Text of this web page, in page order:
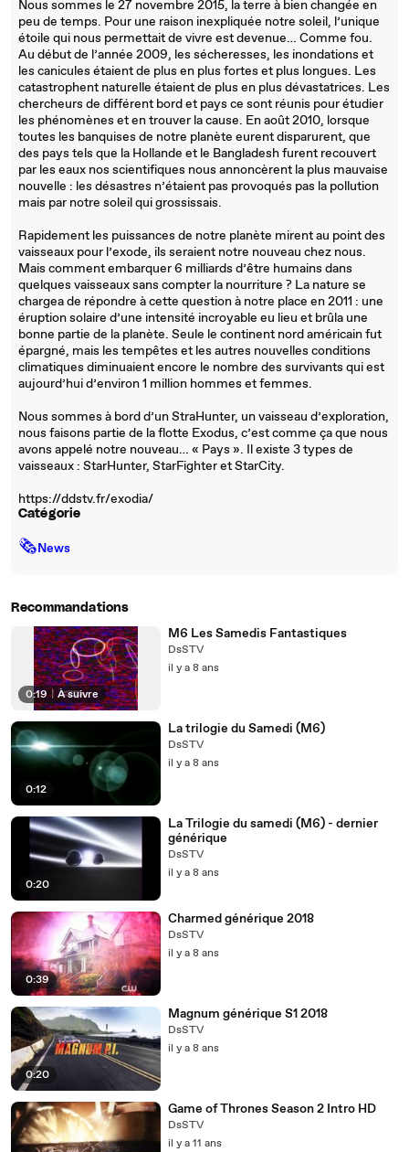
Nous sommes le 27 novembre 2015, la terre à bien changée en
peu de temps. Pour une raison inexpliquée notre soleil, l’unique
étoile qui nous permettait de vivre est devenue… Comme fou.
Au début de l’année 2009, les sécheresses, les inondations et
les canicules étaient de plus en plus fortes et plus longues. Les
catastrophent naturelle étaient de plus en plus dévastatrices. Les
chercheurs de différent bord et pays ce sont réunis pour étudier
les phénomènes et en trouver la cause. En août 2010, lorsque
toutes les banquises de notre planète eurent disparurent, que
des pays tels que la Hollande et le Bangladesh furent recouvert
par les eaux nos scientifiques nous annoncèrent la plus mauvaise
nouvelle : les désastres n’étaient pas provoqués pas la pollution
mais par notre soleil qui grossissais.
Rapidement les puissances de notre planète mirent au point des
vaisseaux pour l’exode, ils seraient notre nouveau chez nous.
Mais comment embarquer 6 milliards d’être humains dans
quelques vaisseaux sans compter la nourriture ? La nature se
chargea de répondre à cette question à notre place en 2011 : une
éruption solaire d’une intensité incroyable eu lieu et brûla une
bonne partie de la planète. Seule le continent nord américain fut
épargné, mais les tempêtes et les autres nouvelles conditions
climatiques diminuaient encore le nombre des survivants qui est
aujourd’hui d’environ 1 million hommes et femmes.
Nous sommes à bord d’un StraHunter, un vaisseau d’exploration,
nous faisons partie de la flotte Exodus, c’est comme ça que nous
avons appelé notre nouveau… « Pays ». Il existe 3 types de
vaisseaux : StarHunter, StarFighter et StarCity.
https://ddstv.fr/exodia/
Catégorie
🗞News
Recommandations
0:19 | À suivre
M6 Les Samedis Fantastiques
DsSTV
il y a 8 ans
0:12
La trilogie du Samedi (M6)
DsSTV
il y a 8 ans
0:20
La Trilogie du samedi (M6) - dernier
générique
DsSTV
il y a 8 ans
0:39
Charmed générique 2018
DsSTV
il y a 8 ans
0:20
Magnum générique S1 2018
DsSTV
il y a 8 ans
Game of Thrones Season 2 Intro HD
DsSTV
il y a 11 ans